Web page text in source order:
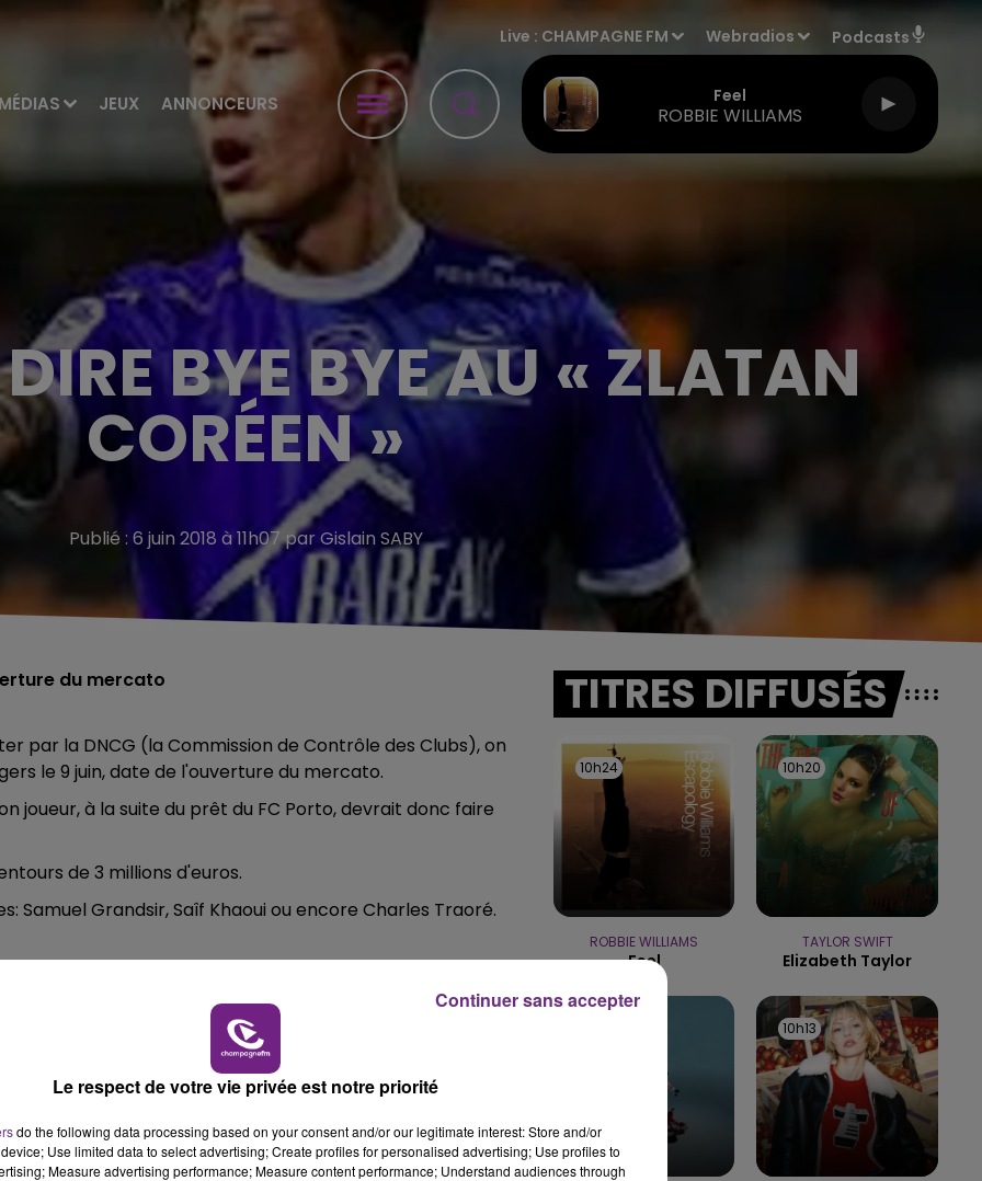
MÉDIAS JEUX ANNONCEURS
Live : CHAMPAGNE FM Webradios Podcasts
Feel
ROBBIE WILLIAMS
LE WEEK-END CHAMPAGNE FM
7h00 - 12h00
LE WEEK-END CHAMPAGNE FM
BYE BYE AU « ZLATAN
CORÉEN »
Publié : 6 juin 2018 à 11h07 par Gislain SABY
du mercato
par la DNCG (la Commission de Contrôle des Clubs), on
le 9 juin, date de l'ouverture du mercato.
joueur, à la suite du prêt du FC Porto, devrait donc faire
de 3 millions d'euros.
Samuel Grandsir, Saîf Khaoui ou encore Charles Traoré.
TITRES DIFFUSÉS
10h24
10h24
ROBBIE WILLIAMS
Feel
10h20
10h20
TAYLOR SWIFT
Elizabeth Taylor
10h13
10h13
Le respect de votre vie privée est notre priorité
do the following data processing based on your consent and/or our legitimate interest: Store and/or
Use limited data to select advertising; Create profiles for personalised advertising; Use profiles to
Measure advertising performance; Measure content performance; Understand audiences through
Continuer sans accepter